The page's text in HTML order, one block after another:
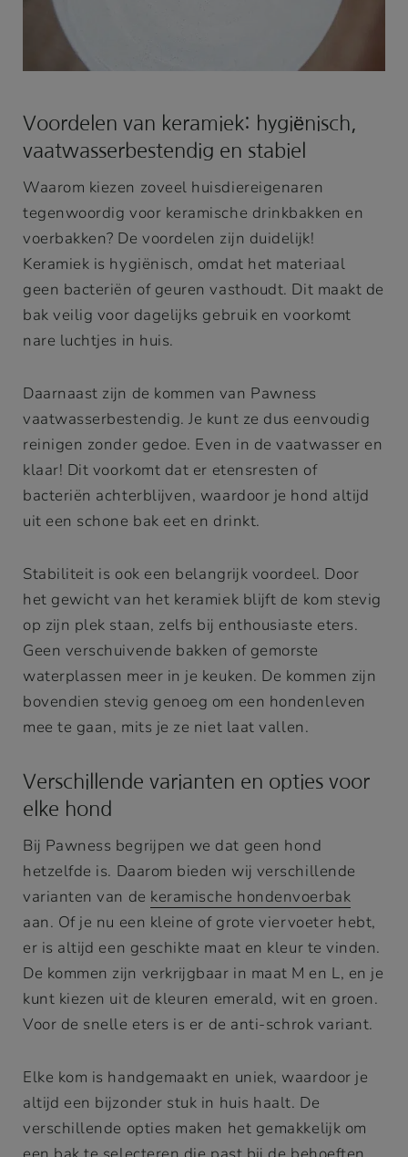
Voordelen van keramiek: hygiënisch,
vaatwasserbestendig en stabiel
Waarom kiezen zoveel huisdiereigenaren
tegenwoordig voor keramische drinkbakken en
voerbakken? De voordelen zijn duidelijk!
Keramiek is hygiënisch, omdat het materiaal
geen bacteriën of geuren vasthoudt. Dit maakt de
bak veilig voor dagelijks gebruik en voorkomt
nare luchtjes in huis.
Daarnaast zijn de kommen van Pawness
vaatwasserbestendig. Je kunt ze dus eenvoudig
reinigen zonder gedoe. Even in de vaatwasser en
klaar! Dit voorkomt dat er etensresten of
bacteriën achterblijven, waardoor je hond altijd
uit een schone bak eet en drinkt.
Stabiliteit is ook een belangrijk voordeel. Door
het gewicht van het keramiek blijft de kom stevig
op zijn plek staan, zelfs bij enthousiaste eters.
Geen verschuivende bakken of gemorste
waterplassen meer in je keuken. De kommen zijn
bovendien stevig genoeg om een hondenleven
mee te gaan, mits je ze niet laat vallen.
Verschillende varianten en opties voor
elke hond
Bij Pawness begrijpen we dat geen hond
hetzelfde is. Daarom bieden wij verschillende
varianten van de keramische hondenvoerbak
aan. Of je nu een kleine of grote viervoeter hebt,
er is altijd een geschikte maat en kleur te vinden.
De kommen zijn verkrijgbaar in maat M en L, en je
kunt kiezen uit de kleuren emerald, wit en groen.
Voor de snelle eters is er de anti-schrok variant.
Elke kom is handgemaakt en uniek, waardoor je
altijd een bijzonder stuk in huis haalt. De
verschillende opties maken het gemakkelijk om